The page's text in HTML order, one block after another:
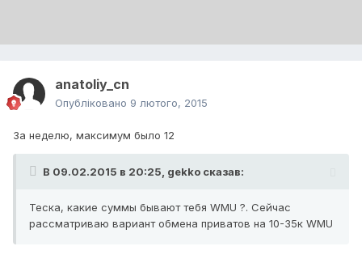
anatoliy_cn
Опубліковано 9 лютого, 2015
За неделю, максимум было 12
В 09.02.2015 в 20:25, gekko сказав:
Теска, какие суммы бывают тебя WMU ?. Сейчас
рассматриваю вариант обмена приватов на 10-35к WMU